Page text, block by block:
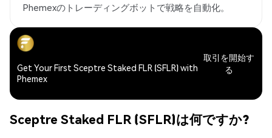
Phemexのトレーディングボットで戦略を自動化。
Get Your First Sceptre Staked FLR (SFLR) with
Phemex
取引を開始す
る
Sceptre Staked FLR (SFLR)は何ですか?